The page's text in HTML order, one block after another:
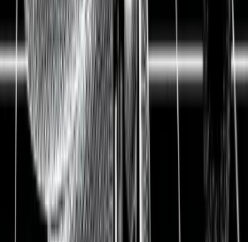
Adobe kauft
Aktie verliert
erklären
und